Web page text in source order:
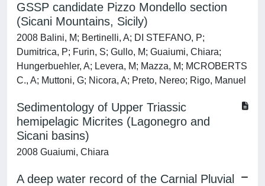
GSSP candidate Pizzo Mondello section
(Sicani Mountains, Sicily)
2008 Balini, M; Bertinelli, A; DI STEFANO, P;
Dumitrica, P; Furin, S; Gullo, M; Guaiumi, Chiara;
Hungerbuehler, A; Levera, M; Mazza, M; MCROBERTS
C., A; Muttoni, G; Nicora, A; Preto, Nereo; Rigo, Manuel
Sedimentology of Upper Triassic
hemipelagic Micrites (Lagonegro and
Sicani basins)
2008 Guaiumi, Chiara
A deep water record of the Carnial Pluvial